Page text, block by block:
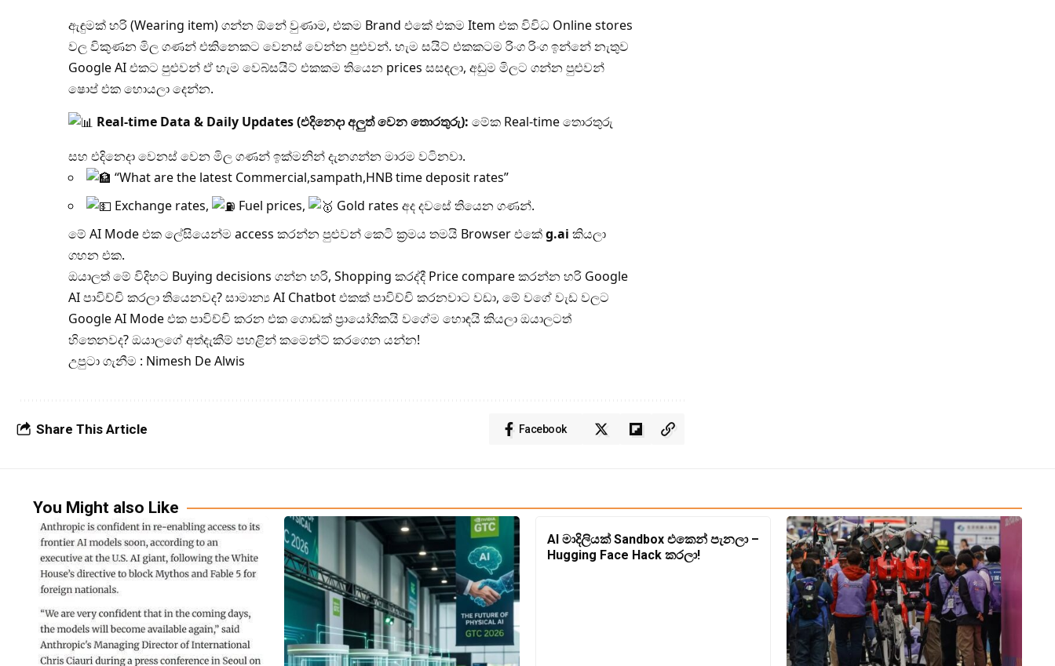
ඇඳුමක් හරි (Wearing item) ගන්න ඕනේ වුණාම, එකම Brand එකේ එකම Item එක විවිධ Online stores
වල විකුණන මිල ගණන් එකිනෙකට වෙනස් වෙන්න පුළුවන්. හැම සයිට් එකකටම රිංග රිංග ඉන්නේ නැතුව
Google AI එකට පුළුවන් ඒ හැම වෙබ්සයිට් එකකම තියෙන prices සසඳලා, අඩුම මිලට ගන්න පුළුවන්
ෂොප් එක හොයලා දෙන්න.
Real-time Data & Daily Updates (එදිනෙදා අලුත් වෙන තොරතුරු): මේක Real-time තොරතුරු
සහ එදිනෙදා වෙනස් වෙන මිල ගණන් ඉක්මනින් දැනගන්න මාරම වටිනවා.
“What are the latest Commercial,sampath,HNB time deposit rates”
Exchange rates,
Fuel prices,
Gold rates අද දවසේ තියෙන ගණන්.
මේ AI Mode එක ලේසියෙන්ම access කරන්න පුළුවන් කෙටි ක්‍රමය තමයි Browser එකේg.ai කියලා
ගහන එක.
ඔයාලත් මේ විදිහට Buying decisions ගන්න හරි, Shopping කරද්දී Price compare කරන්න හරි Google
AI පාවිච්චි කරලා තියෙනවද? සාමාන්‍ය AI Chatbot එකක් පාවිච්චි කරනවාට වඩා, මේ වගේ වැඩ වලට
Google AI Mode එක පාවිච්චි කරන එක ගොඩක් ප්‍රායෝගිකයි වගේම හොඳයි කියලා ඔයාලටත්
හිතෙනවද? ඔයාලගේ අත්දැකීම් පහළින් කමෙන්ට් කරගෙන යන්න!
උපුටා ගැනීම : Nimesh De Alwis
Share This Article Facebook
You Might also Like
AI මාදිලියක් Sandbox එකෙන් පැනලා –
Hugging Face Hack කරලා!